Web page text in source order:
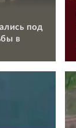
под
в